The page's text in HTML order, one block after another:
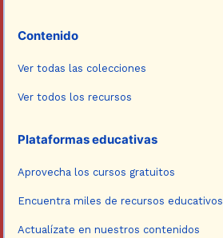
Contenido
Ver todas las colecciones
Ver todos los recursos
Plataformas educativas
Aprovecha los cursos gratuitos
Encuentra miles de recursos educativos
Actualízate en nuestros contenidos